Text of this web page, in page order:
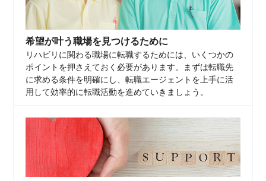
希望が叶う職場を見つけるために
リハビリに関わる職場に転職するためには、いくつかの
ポイントを押さえておく必要があります。まずは転職先
に求める条件を明確にし、転職エージェントを上手に活
用して効率的に転職活動を進めていきましょう。